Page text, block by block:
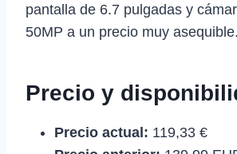
pantalla de 6.7 pulgadas y
50MP a un precio muy asequible.
Precio y
Precio actual: 119,33 €